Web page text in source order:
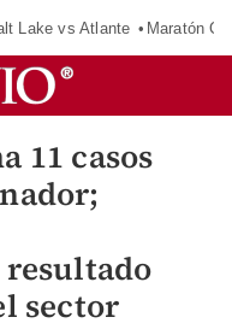
Lake vs Atlante Maratón
11 casos
sector